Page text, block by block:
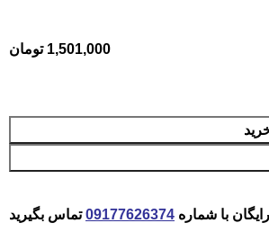
1,501,000 تومان
با شماره 09177626374تماس بگیرید